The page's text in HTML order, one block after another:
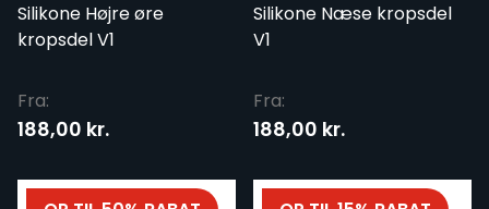
Silikone Højre øre
kropsdel V1
Fra:
188,00 kr.
Silikone Næse kropsdel
V1
Fra:
188,00 kr.